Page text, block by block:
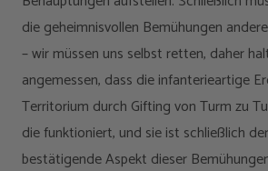
die geheimnisvollen Bemühungen
– wir müssen uns selbst retten, daher
angemessen, dass die infanterieartige
Territorium durch Gifting von Turm zu
die funktioniert, und sie ist schließlich
bestätigende Aspekt dieser